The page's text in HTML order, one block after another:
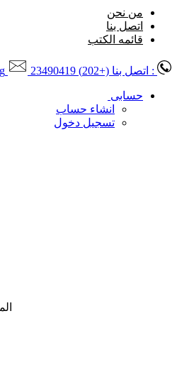
من نحن
اتصل بنا
قائمه الكتب
: اتصل بنا (+202) 23490419
حسابى
انشاء حساب
تسجيل دخول